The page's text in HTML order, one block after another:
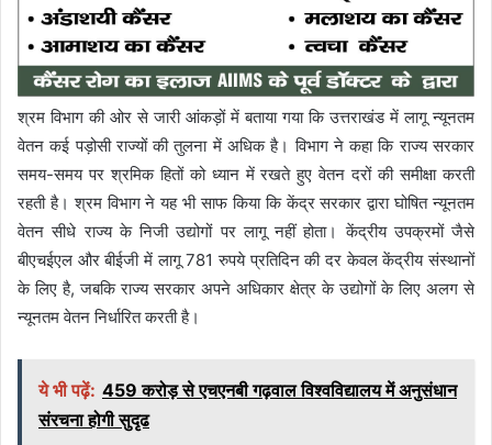
श्रम विभाग की ओर से जारी आंकड़ों में बताया गया कि उत्तराखंड में लागू न्यूनतम
वेतन कई पड़ोसी राज्यों की तुलना में अधिक है। विभाग ने कहा कि राज्य सरकार
समय-समय पर श्रमिक हितों को ध्यान में रखते हुए वेतन दरों की समीक्षा करती
रहती है। श्रम विभाग ने यह भी साफ किया कि केंद्र सरकार द्वारा घोषित न्यूनतम
वेतन सीधे राज्य के निजी उद्योगों पर लागू नहीं होता। केंद्रीय उपक्रमों जैसे
बीएचईएल और बीईजी में लागू 781 रुपये प्रतिदिन की दर केवल केंद्रीय संस्थानों
के लिए है, जबकि राज्य सरकार अपने अधिकार क्षेत्र के उद्योगों के लिए अलग से
न्यूनतम वेतन निर्धारित करती है।
ये भी पढ़ें: 459 करोड़ से एचएनबी गढ़वाल विश्वविद्यालय में अनुसंधान
संरचना होगी सुदृढ